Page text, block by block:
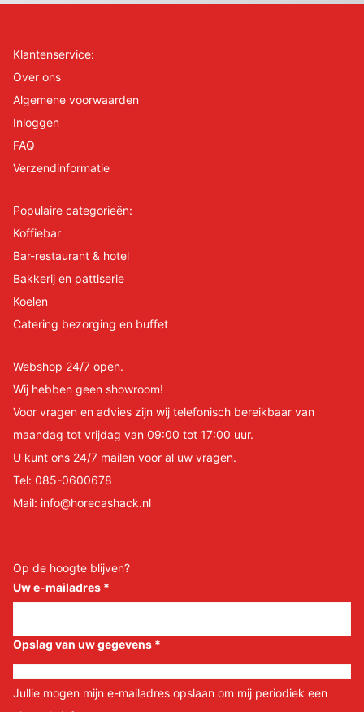
Klantenservice:
Over ons
Algemene voorwaarden
Inloggen
FAQ
Verzendinformatie
Populaire categorieën:
Koffiebar
Bar-restaurant & hotel
Bakkerij en pattiserie
Koelen
Catering bezorging en buffet
Webshop 24/7 open.
Wij hebben geen showroom!
Voor vragen en advies zijn wij telefonisch bereikbaar van
maandag tot vrijdag van 09:00 tot 17:00 uur.
U kunt ons 24/7 mailen voor al uw vragen.
Tel: 085-0600678
Mail: info@horecashack.nl
Op de hoogte blijven?
Uw e-mailadres *
Opslag van uw gegevens *
Jullie mogen mijn e-mailadres opslaan om mij periodiek een